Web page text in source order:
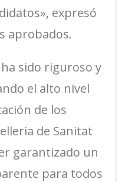
expresó
aprobados.
sido riguroso y
el alto nivel
de los
de Sanitat
garantizado un
para todos